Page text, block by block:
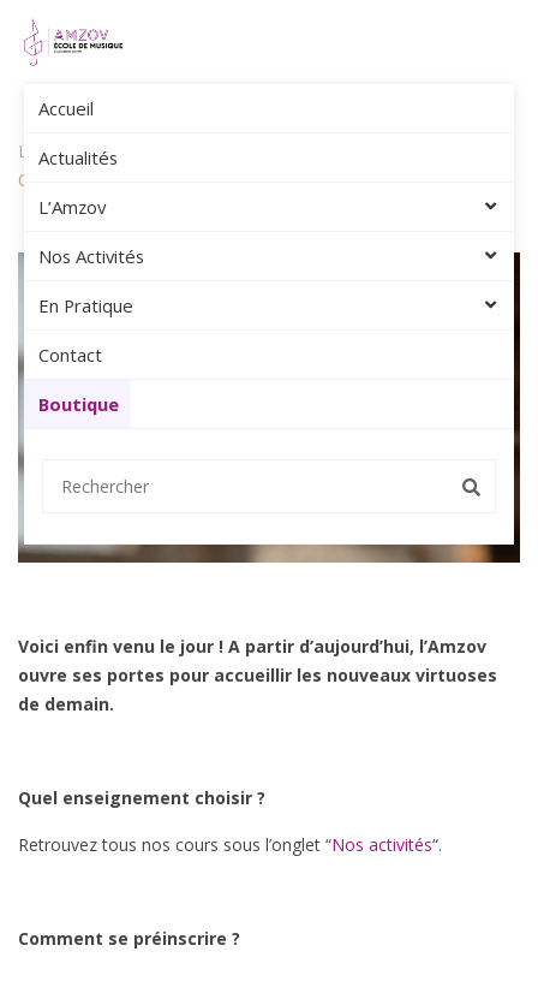
Accueil
Actualités
L’Amzov
Nos Activités
En Pratique
Contact
Boutique
Amzov
Les Préinscriptions 2026-2027 Ré-Ouvriront Le 20 Août. Il Reste
Quelques Places !
Voici enfin venu le jour ! A partir d’aujourd’hui, l’Amzov
ouvre ses portes pour accueillir les nouveaux virtuoses
de demain.
Quel enseignement choisir ?
Retrouvez tous nos cours sous l’onglet “Nos activités“.
Comment se préinscrire ?